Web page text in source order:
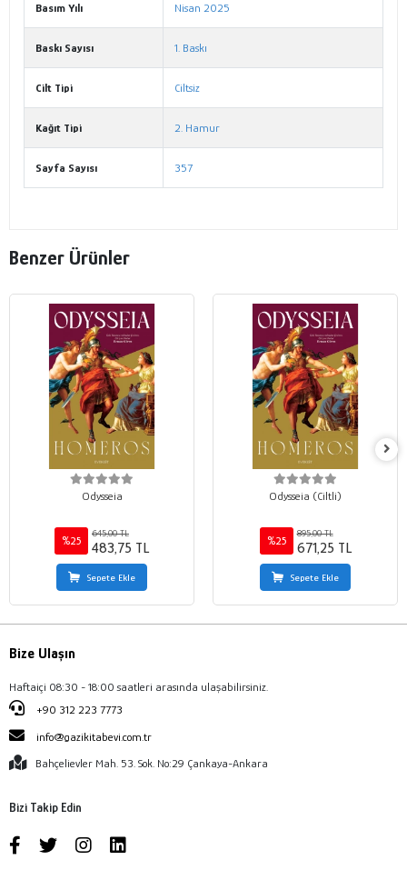
Basım Yılı Nisan 2025
Baskı Sayısı 1. Baskı
Cilt Tipi Ciltsiz
Kağıt Tipi 2. Hamur
Sayfa Sayısı 357
Benzer Ürünler
Odysseia
%25
645,00 TL
483,75 TL
Sepete Ekle
Odysseia (Ciltli)
%25
895,00 TL
671,25 TL
Sepete Ekle
Bize Ulaşın
Haftaiçi 08:30 - 18:00 saatleri arasında ulaşabilirsiniz.
+90 312 223 7773
info@gazikitabevi.com.tr
Bahçelievler Mah. 53. Sok. No:29 Çankaya-Ankara
Bizi Takip Edin